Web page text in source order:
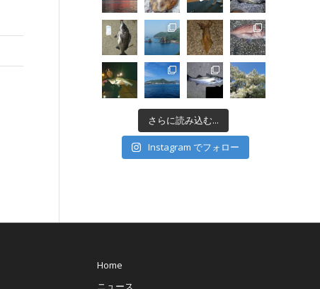
さらに読み込む...
Instagram でフォロー
Home
ニュース